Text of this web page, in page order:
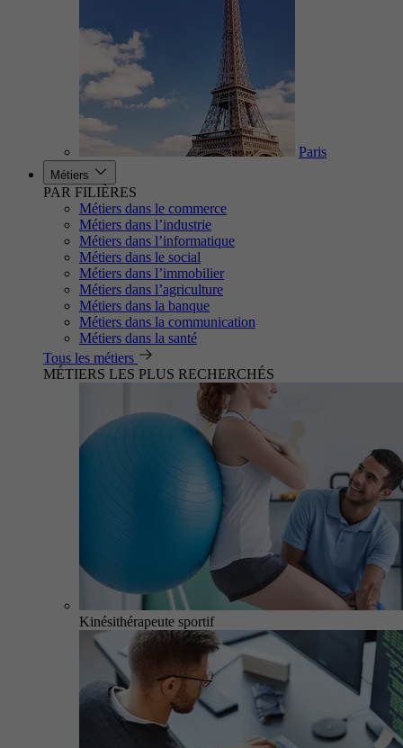
Paris
Métiers
PAR FILIÈRES
Métiers dans le commerce
Métiers dans l’industrie
Métiers dans l’informatique
Métiers dans le social
Métiers dans l’immobilier
Métiers dans l’agriculture
Métiers dans la banque
Métiers dans la communication
Métiers dans la santé
Tous les métiers
MÉTIERS LES PLUS RECHERCHÉS
Kinésithérapeute sportif